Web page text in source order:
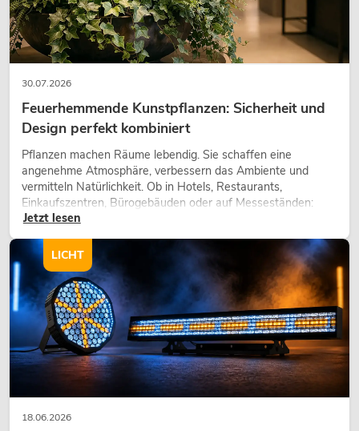
30.07.2026
Feuerhemmende Kunstpflanzen: Sicherheit und
Design perfekt kombiniert
Pflanzen machen Räume lebendig. Sie schaffen eine
angenehme Atmosphäre, verbessern das Ambiente und
vermitteln Natürlichkeit. Ob in Hotels, Restaurants,
Einkaufszentren, Bürogebäuden oder auf Messeständen:
eine hochwertige Begrünung gehört heute längst zum
Jetzt lesen
18.06.2026
LICHT